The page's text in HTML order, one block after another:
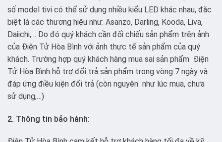
số model tivi có thể sử dụng nhiều kiểu LED khác nhau, đặc
biệt là các thương hiệu như: Asanzo, Darling, Kooda, Liva,
Daiichi,… Do đó quý khách cần đối chiếu sản phẩm trên ảnh
của Điện Tử Hòa Bình với ảnh thực tế sản phẩm của quý
khách. Trường hợp quý khách hàng mua sai sản phẩm Điện
Tử Hòa Bình hỗ trợ đổi trả sản phẩm trong vòng 7 ngày và
đáp ứng điều kiện đổi trả (còn nguyên như lúc mua, chưa
sử dụng,…)
2. Thông tin bảo hành: